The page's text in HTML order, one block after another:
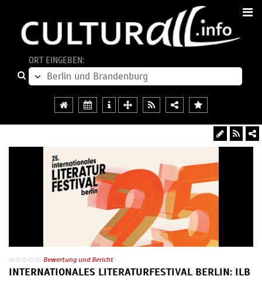
ORT EINGEBEN:
Bewertung und Bericht
INTERNATIONALES LITERATURFESTIVAL BERLIN: ILB